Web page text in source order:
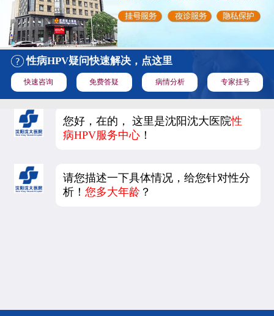
性病HPV疑问快速解决，点这里
快速咨询 免费答疑 病情分析 专家挂号
您好，在的， 这里是沈阳沈大医院性
病HPV服务中心 ！
请您描述一下具体情况，给您针对性分
析！您多大年龄 ？